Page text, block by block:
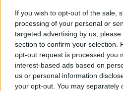
If you wish to opt-out of the sale,
processing of your personal or
targeted advertising by us,
section to confirm your selection.
opt-out request is processed you
interest-based ads based on
us or personal information
your opt-out. You may separately
Se vuoi leggere le notizie principali
Newsletter QUInews -
alle 20:00 direttamente nella tua
Basta cliccareQUI
Fotogallery